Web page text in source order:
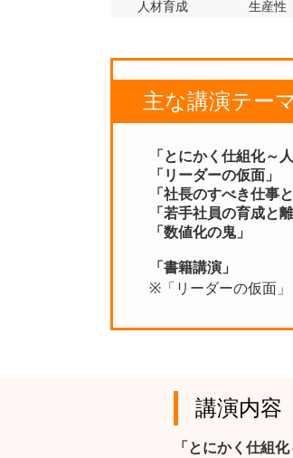
人材育成
生産性
主な講演テー
「とにかく仕組化～
「リーダーの仮面」
「社長のすべき仕事と
「若手社員の育成と
「数値化の鬼」
「書籍講演」
※「リーダーの仮面
講演内容
「とにかく仕組